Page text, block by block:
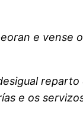
e vense
e os